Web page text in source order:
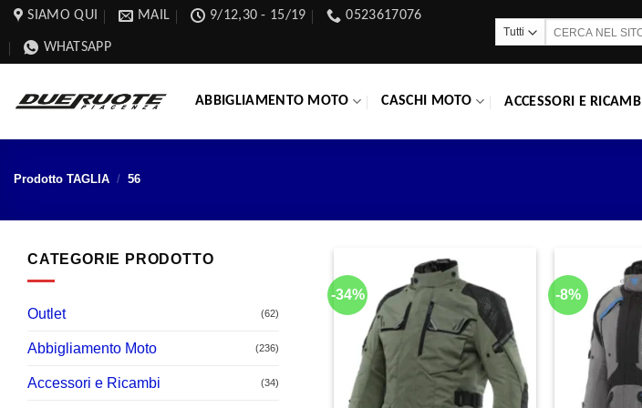
Salta
contenuti
SIAMO QUI MAIL 9/12,30 - 15/19 0523617076
WHATSAPP
ABBIGLIAMENTO MOTO CASCHI MOTO ACCESSORI E RICAMBI
Prodotto TAGLIA / 56
CATEGORIE PRODOTTO
Outlet (62)
Abbigliamento Moto (236)
Accessori e Ricambi (34)
-34% -8%